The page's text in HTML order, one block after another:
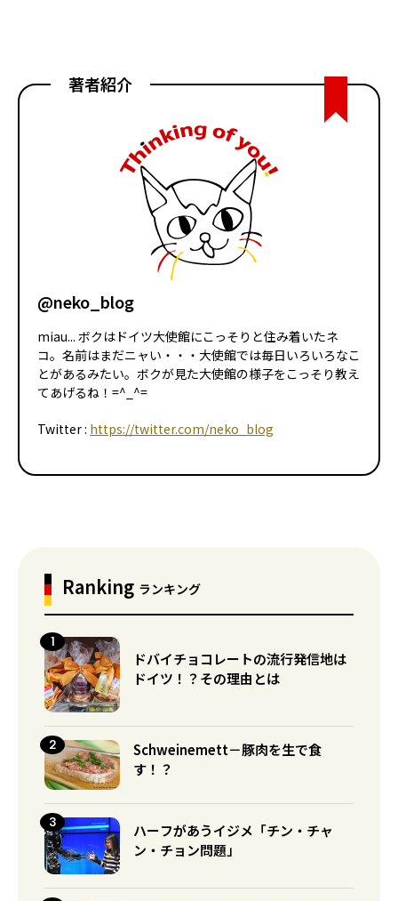
著者紹介
@neko_blog
miau... ボクはドイツ大使館にこっそりと住み着いたネ
コ。名前はまだニャい・・・大使館では毎日いろいろなこ
とがあるみたい。ボクが見た大使館の様子をこっそり教え
てあげるね！=^_^=
Twitter : https://twitter.com/neko_blog
Ranking ランキング
ドバイチョコレートの流行発信地は
ドイツ！？その理由とは
Schweinemett－豚肉を生で食
す！？
ハーフがあうイジメ「チン・チャ
ン・チョン問題」